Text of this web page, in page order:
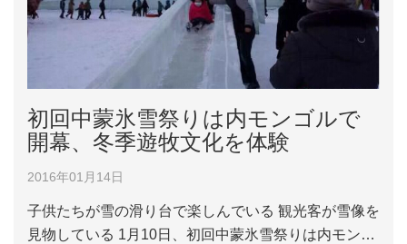
初回中蒙氷雪祭りは内モンゴルで
開幕、冬季遊牧文化を体験
2016年01月14日
子供たちが雪の滑り台で楽しんでいる 観光客が雪像を
見物している 1月10日、初回中蒙氷雪祭りは内モンゴ